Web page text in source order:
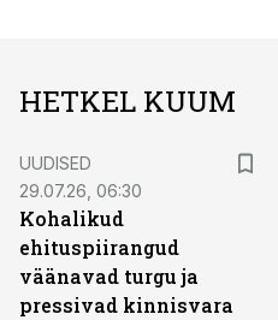
HETKEL KUUM
UUDISED
29.07.26, 06:30
Kohalikud
ehituspiirangud
väänavad turgu ja
pressivad kinnisvara